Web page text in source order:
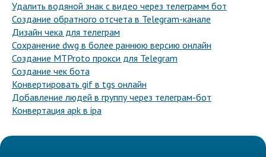
Удалить водяной знак с видео через телеграмм бот
Создание обратного отсчета в Telegram-канале
Дизайн чека для телеграм
Сохранение dwg в более раннюю версию онлайн
Создание MTProto прокси для Telegram
Создание чек бота
Конвертировать gif в tgs онлайн
Добавление людей в группу через телеграм-бот
Конвертация apk в ipa